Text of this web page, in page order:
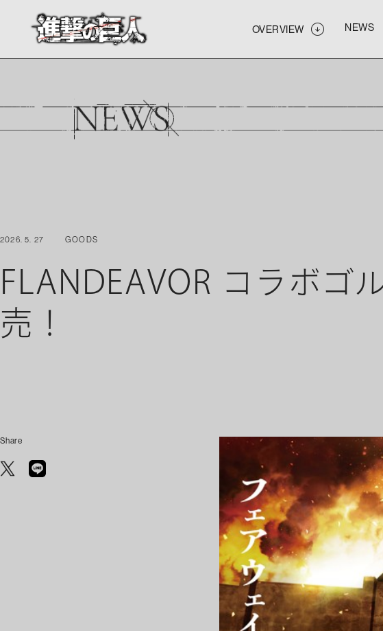
OVERVIEW
NEWS
2026. 5. 27 GOODS
FLANDEAVOR コラボ
売！
Share